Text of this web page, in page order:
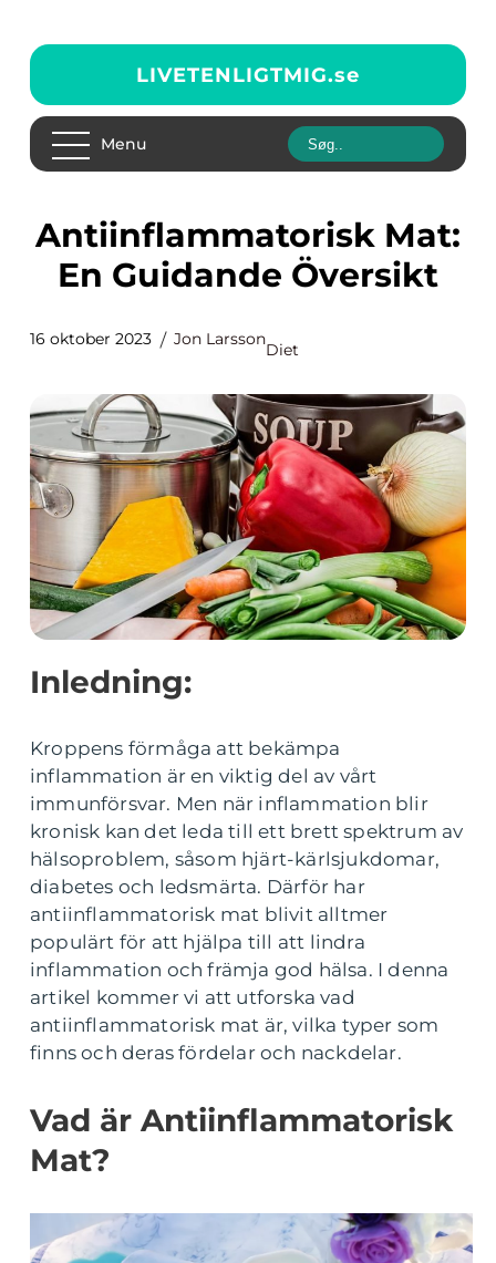
LIVETENLIGTMIG.se
Menu
Antiinflammatorisk Mat:
En Guidande Översikt
16 oktober 2023 Jon Larsson
Diet
Inledning:
Kroppens förmåga att bekämpa
inflammation är en viktig del av vårt
immunförsvar. Men när inflammation blir
kronisk kan det leda till ett brett spektrum av
hälsoproblem, såsom hjärt-kärlsjukdomar,
diabetes och ledsmärta. Därför har
antiinflammatorisk mat blivit alltmer
populärt för att hjälpa till att lindra
inflammation och främja god hälsa. I denna
artikel kommer vi att utforska vad
antiinflammatorisk mat är, vilka typer som
finns och deras fördelar och nackdelar.
Vad är Antiinflammatorisk
Mat?